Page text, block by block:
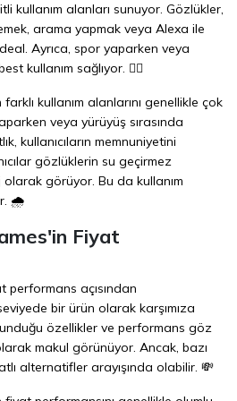
kullanım alanları sunuyor. Gözlükler,
arama yapmak veya Alexa ile
Ayrıca, spor yaparken veya
kullanım sağlıyor. 🏃‍♂️
farklı kullanım alanlarını genellikle çok
veya yürüyüş sırasında
kullanıcıların memnuniyetini
gözlüklerin su geçirmez
görüyor. Bu da kullanım
🌧️
Fiyat
performans açısından
bir ürün olarak karşımıza
özellikler ve performans göz
makul görünüyor. Ancak, bazı
alternatifler arayışında olabilir. 💸